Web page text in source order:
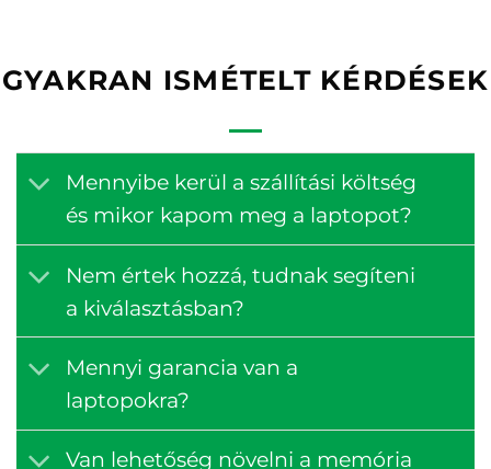
GYAKRAN ISMÉTELT KÉRDÉSEK
Mennyibe kerül a szállítási költség
és mikor kapom meg a laptopot?
Nem értek hozzá, tudnak segíteni
a kiválasztásban?
Mennyi garancia van a
laptopokra?
Van lehetőség növelni a memória